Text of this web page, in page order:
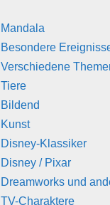
Mandala
Besondere
Verschiedene
Tiere
Bildend
Kunst
Disney-Klassiker
Disney / Pixar
Dreamworks und
TV-Charaktere